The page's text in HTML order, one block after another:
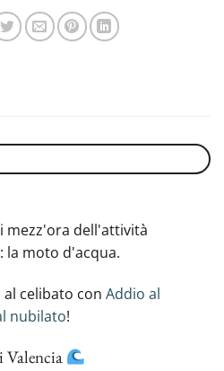
mezz'ora dell'attività
la moto d'acqua.
celibato con Addio al
nubilato!
Valencia